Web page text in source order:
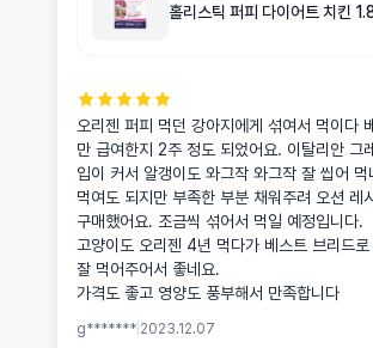
홀리스틱 퍼피 다이어트 치킨
오리젠 퍼피 먹던 강아지에게 섞여서 먹이다
만 급여한지 2주 정도 되었어요. 이탈리안 그
입이 커서 알갱이도 와그작 와그작 잘 씹어
먹여도 되지만 부족한 부분 채워주려 오션 레
구매했어요. 조금씩 섞어서 먹일 예정입니다.
고양이도 오리젠 4년 먹다가 베스트 브리드
잘 먹어주어서 좋네요.
가격도 좋고 영양도 풍부해서 만족합니다
g******* 2023.12.07